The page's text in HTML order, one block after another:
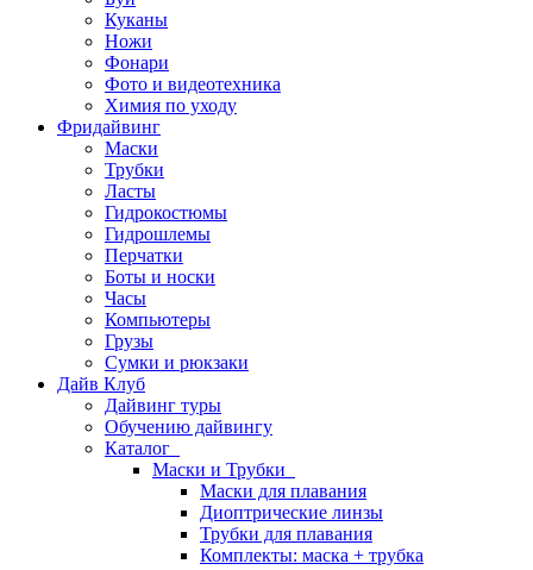
Куканы
Ножи
Фонари
Фото и видеотехника
Химия по уходу
Фридайвинг
Маски
Трубки
Ласты
Гидрокостюмы
Гидрошлемы
Перчатки
Боты и носки
Часы
Компьютеры
Грузы
Сумки и рюкзаки
Дайв Клуб
Дайвинг туры
Обучению дайвингу
Каталог
Маски и Трубки
Маски для плавания
Диоптрические линзы
Трубки для плавания
Комплекты: маска + трубка